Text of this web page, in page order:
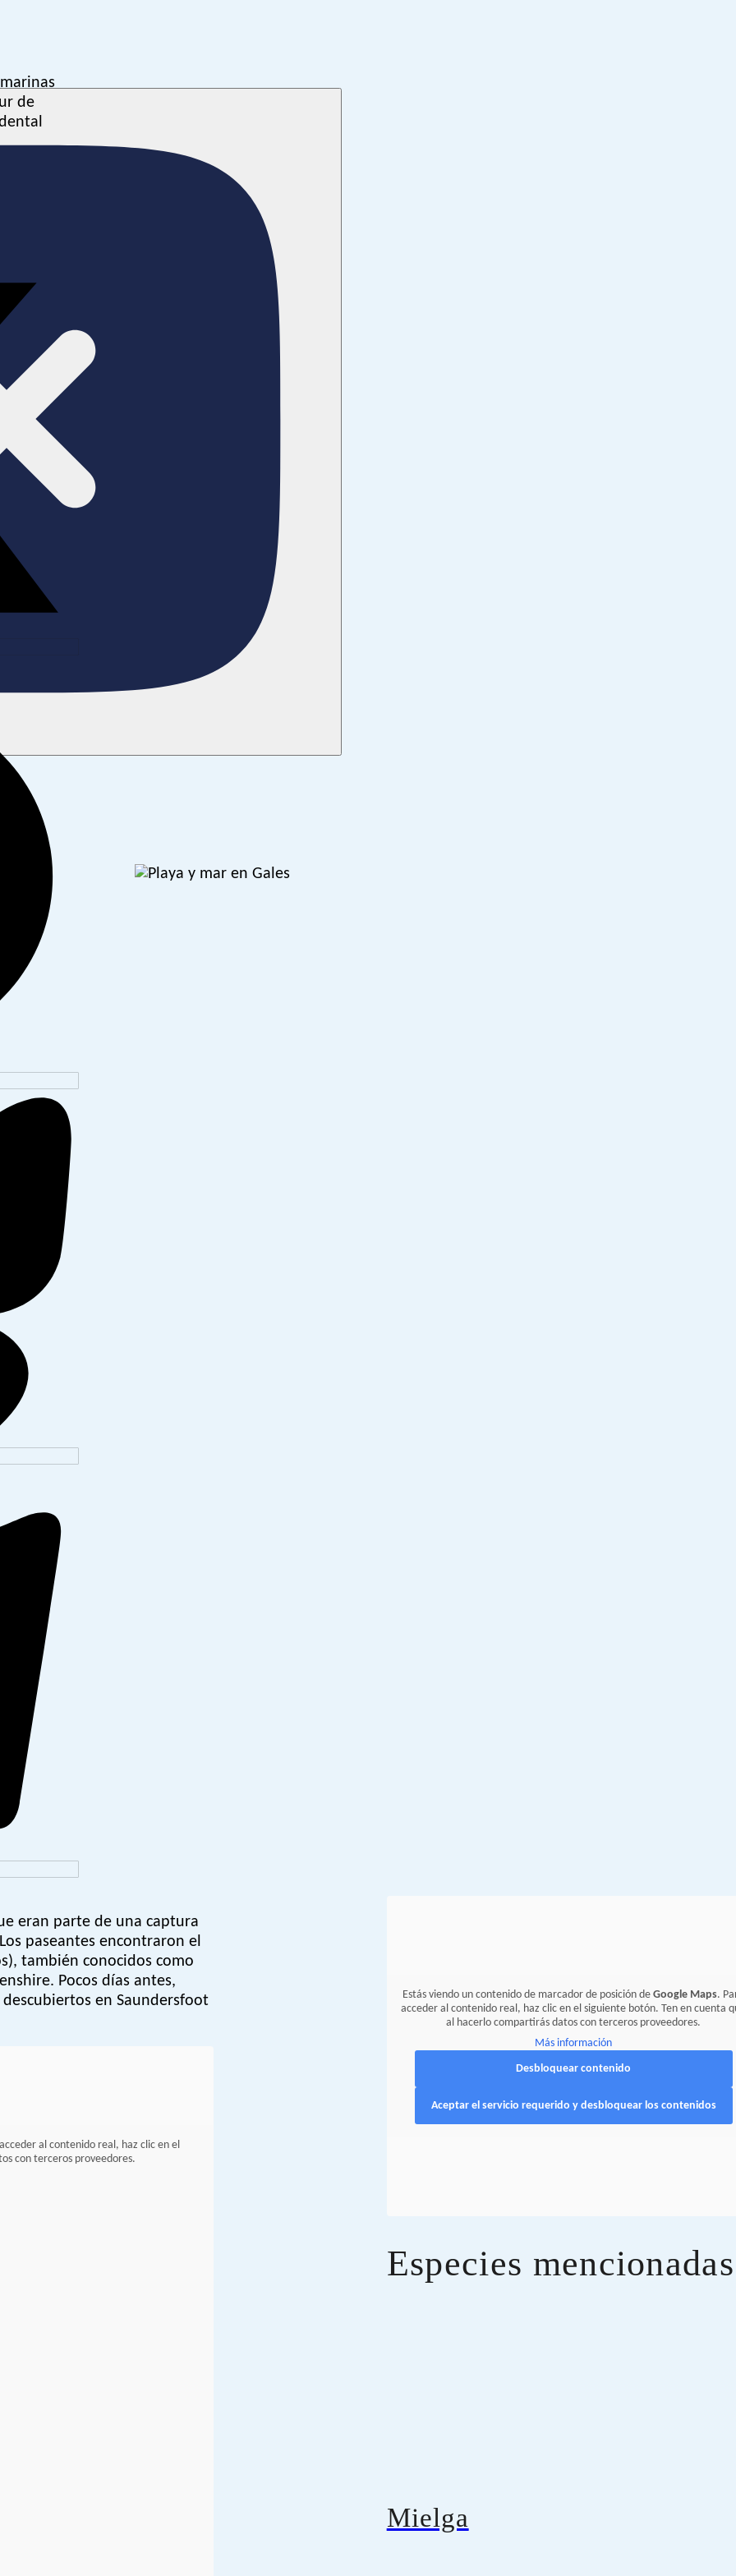
de
eran parte de una captura
paseantes encontraron el
también conocidos como
Pocos días antes,
en Saundersfoot
al contenido real, haz clic en el
con terceros proveedores.
Estás viendo un contenido de marcador de posición deGoogle Maps.
acceder al contenido real, haz clic en el siguiente botón. Ten en cuenta
al hacerlo compartirás datos con terceros proveedores.
Más información
Desbloquear contenido
Aceptar el servicio requerido y desbloquear los contenidos
Especies mencionadas
Mielga